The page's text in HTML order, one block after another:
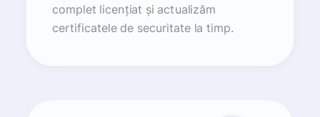
complet licențiat și actualizăm
certificatele de securitate la timp.